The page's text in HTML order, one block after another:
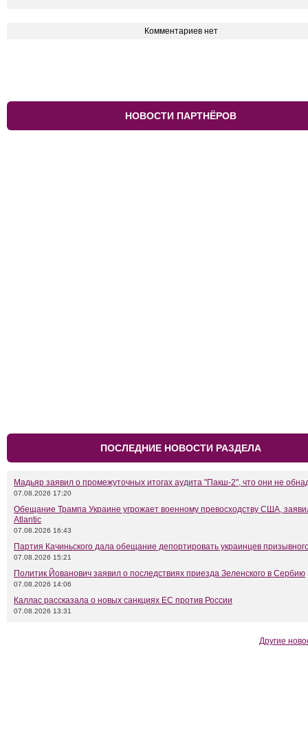
Комментариев нет
НОВОСТИ ПАРТНЁРОВ
ПОСЛЕДНИЕ НОВОСТИ РАЗДЕЛА
Мадьяр заявил о промежуточных итогах аудита "Пакш-2", что они не
07.08.2026 17:20
Обещание Трампа Украине угрожает военному превосходству США,
Atlantic
07.08.2026 16:43
Партия Качиньского дала обещание депортировать украинцев
07.08.2026 15:21
Политик Йованович заявил о последствиях приезда Зеленского в Сербию
07.08.2026 14:06
Каллас рассказала о новых санкциях ЕС против России
07.08.2026 13:31
Другие